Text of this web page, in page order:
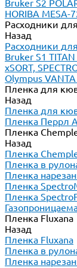
Bruker S2
HORIBA MESA-
Расходники
Назад
Расходники
Bruker S1
xSORT,
Olympus VANTA
Пленка для
Назад
Пленка для
Пленка Перрл
Пленка
Назад
Пленка
Пленка в
Пленка
Пленка
Пленка
Пленка Fluxana
Назад
Пленка Fluxana
Пленка в
Пленка